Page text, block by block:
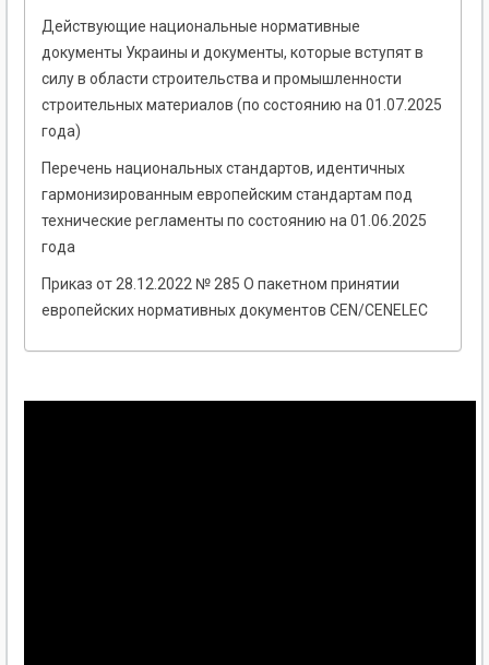
Действующие национальные нормативные
документы Украины и документы, которые вступят в
силу в области строительства и промышленности
строительных материалов (по состоянию на 01.07.2025
года)
Перечень национальных стандартов, идентичных
гармонизированным европейским стандартам под
технические регламенты по состоянию на 01.06.2025
года
Приказ от 28.12.2022 № 285 О пакетном принятии
европейских нормативных документов CEN/CENELEC